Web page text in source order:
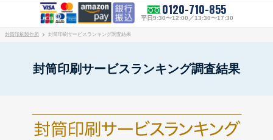
0120-710-855
平日9:30〜12:00／13:30〜17:30
長形3号
封筒印刷製作所 封筒印刷サービスランキング調査結果
封筒印刷サービスランキング調査結果